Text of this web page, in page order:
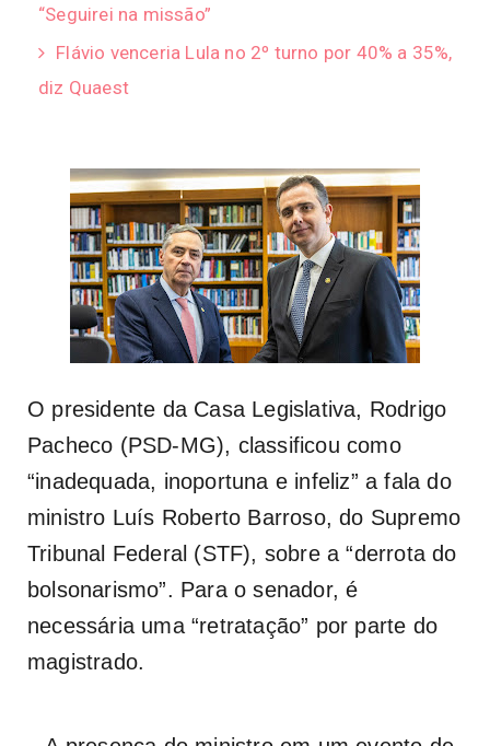
“Seguirei na missão”
Flávio venceria Lula no 2º turno por 40% a 35%,
diz Quaest
O presidente da Casa Legislativa, Rodrigo
Pacheco (PSD-MG), classificou como
“inadequada, inoportuna e infeliz” a fala do
ministro Luís Roberto Barroso, do Supremo
Tribunal Federal (STF), sobre a “derrota do
bolsonarismo”. Para o senador, é
necessária uma “retratação” por parte do
magistrado.